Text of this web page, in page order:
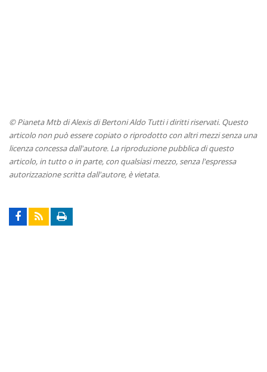
© Pianeta Mtb di Alexis di Bertoni Aldo Tutti i diritti riservati. Questo
articolo non può essere copiato o riprodotto con altri mezzi senza una
licenza concessa dall'autore. La riproduzione pubblica di questo
articolo, in tutto o in parte, con qualsiasi mezzo, senza l'espressa
autorizzazione scritta dall'autore, è vietata.